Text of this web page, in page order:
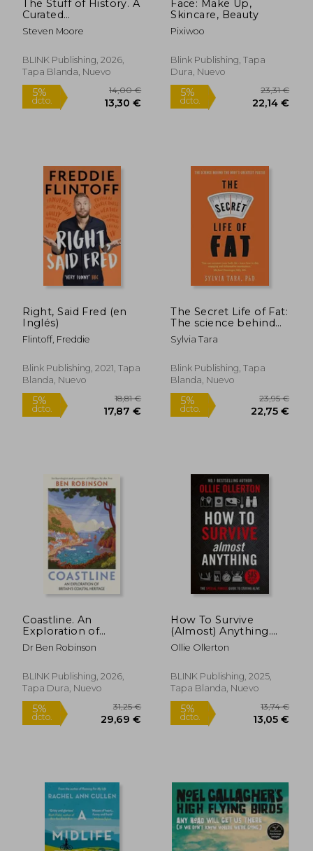
5%
dcto.
21,24 € 5%
dcto.
The Stuff of History. A
Curated
Compendium of
Curious Objects and
(en Inglés)
Steven Moore
BLINK Publishing, 2026,
Tapa Blanda, Nuevo
13,30 €
Face: Make Up,
Skincare, Beauty
Pixiwoo
Blink Publishing, Tapa
Dura, Nuevo
Right, Said Fred (en
Inglés)
Flintoff, Freddie
Blink Publishing, 2021, Tapa
Blanda, Nuevo
The Secret Life of Fat:
The science behind
the body's greatest
puzzle
Sylvia Tara
Blink Publishing, Tapa
Blanda, Nuevo
Coastline. An
Exploration of
Britain's Coastal
Heritage (en Inglés)
Dr Ben Robinson
BLINK Publishing, 2026,
Tapa Dura, Nuevo
How To Survive
(Almost) Anything.
The Special Forces
Guide To Staying Alive
Ollie Ollerton
BLINK Publishing, 2025,
Tapa Blanda, Nuevo